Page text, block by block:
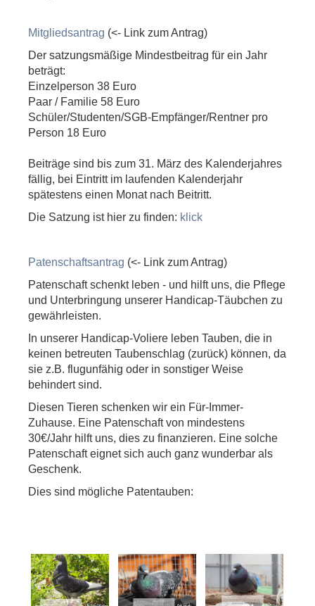
Mitgliedsantrag (<- Link zum Antrag)
Der satzungsmäßige Mindestbeitrag für ein Jahr
beträgt:
Einzelperson 38 Euro
Paar / Familie 58 Euro
Schüler/Studenten/SGB-Empfänger/Rentner pro
Person 18 Euro
Beiträge sind bis zum 31. März des Kalenderjahres
fällig, bei Eintritt im laufenden Kalenderjahr
spätestens einen Monat nach Beitritt.
Die Satzung ist hier zu finden: klick
Patenschaftsantrag (<- Link zum Antrag)
Patenschaft schenkt leben - und hilft uns, die Pflege
und Unterbringung unserer Handicap-Täubchen zu
gewährleisten.
In unserer Handicap-Voliere leben Tauben, die in
keinen betreuten Taubenschlag (zurück) können, da
sie z.B. flugunfähig oder in sonstiger Weise
behindert sind.
Diesen Tieren schenken wir ein Für-Immer-
Zuhause. Eine Patenschaft von mindestens
30€/Jahr hilft uns, dies zu finanzieren. Eine solche
Patenschaft eignet sich auch ganz wunderbar als
Geschenk.
Dies sind mögliche Patentauben: